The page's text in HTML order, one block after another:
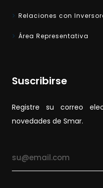
Relaciones con
Área Representativa
Suscribirse
Registre su correo
novedades de Smar.